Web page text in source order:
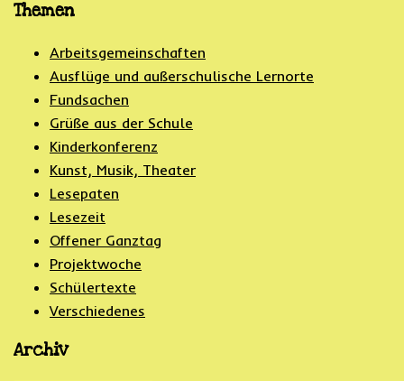
Themen
Arbeitsgemeinschaften
Ausflüge und außerschulische Lernorte
Fundsachen
Grüße aus der Schule
Kinderkonferenz
Kunst, Musik, Theater
Lesepaten
Lesezeit
Offener Ganztag
Projektwoche
Schülertexte
Verschiedenes
Archiv